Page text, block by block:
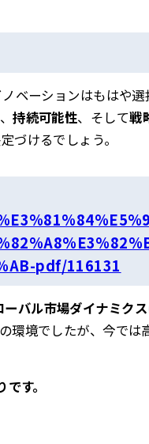
ベーションはもはや
、持続可能性、そして戦
づけるでしょう。
pdf/116131
バル市場ダイナミクス
環境でしたが、今では
す。